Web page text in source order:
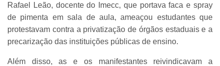
Rafael Leão, docente do Imecc, que portava faca e spray
de pimenta em sala de aula, ameaçou estudantes que
protestavam contra a privatização de órgãos estaduais e a
precarização das instituições públicas de ensino.
Além disso, as e os manifestantes reivindicavam a